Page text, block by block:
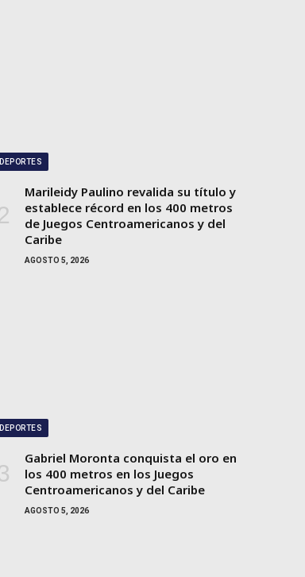
DEPORTES
Marileidy Paulino revalida su título y
establece récord en los 400 metros
de Juegos Centroamericanos y del
Caribe
AGOSTO 5, 2026
DEPORTES
Gabriel Moronta conquista el oro en
los 400 metros en los Juegos
Centroamericanos y del Caribe
AGOSTO 5, 2026